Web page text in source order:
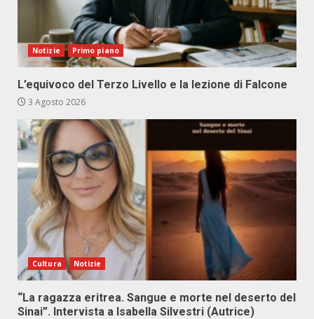
Notizie Primo piano
L’equivoco del Terzo Livello e la lezione di Falcone
3 Agosto 2026
Cultura Notizie
“La ragazza eritrea. Sangue e morte nel deserto del
Sinai”. Intervista a Isabella Silvestri (Autrice)